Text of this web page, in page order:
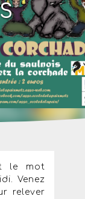
le mot
Venez
relever